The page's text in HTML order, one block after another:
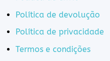
Política de devolução
Política de privacidade
Termos e condições